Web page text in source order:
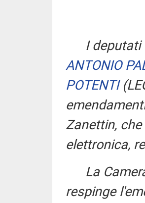
I deputati
ANTONIO
POTENTI
Zanettin,
elettronica,
La
respinge